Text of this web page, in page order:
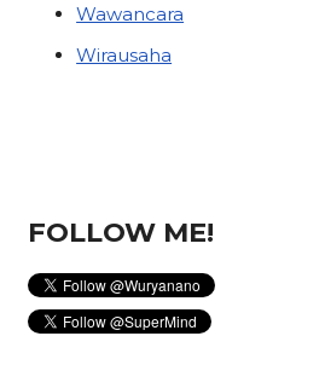
Wawancara
Wirausaha
FOLLOW ME!